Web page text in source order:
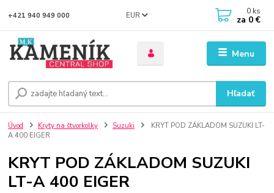
Menu
EUR
Hľadať
+421 940 949 000 0 ks
za 0 €
Úvod Kryty na štvorkolky Suzuki
KRYT POD ZÁKLADOM SUZUKI LT-
A 400 EIGER
KRYT POD ZÁKLADOM SUZUKI
LT-A 400 EIGER